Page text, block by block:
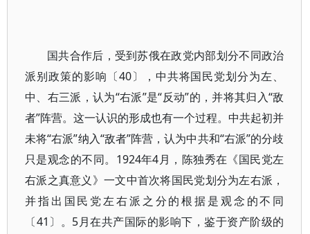
国共合作后，受到苏俄在政党内部划分不同政治
派别政策的影响〔40〕，中共将国民党划分为左、
中、右三派，认为“右派”是“反动”的，并将其归入“敌
者”阵营。这一认识的形成也有一个过程。中共起初并
未将“右派”纳入“敌者”阵营，认为中共和“右派”的分歧
只是观念的不同。1924年4月，陈独秀在《国民党左
右派之真意义》一文中首次将国民党划分为左右派，
并指出国民党左右派之分的根据是观念的不同
〔41〕。5月在共产国际的影响下，鉴于资产阶级的